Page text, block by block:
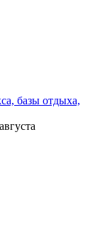
базы отдыха,